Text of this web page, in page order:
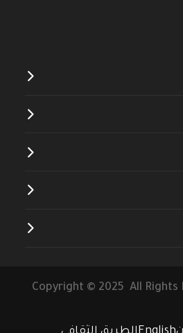
Copyright © 2025 All Rights